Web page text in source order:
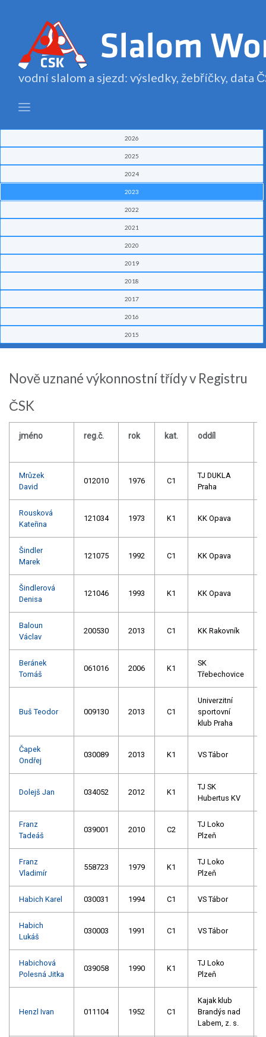
vodní slalom a sjezd: výsledky, žebříčky, data
2026
2025
2024
2023
2022
2021
2020
2019
2018
2017
2016
2015
Nově uznané výkonnostní třídy v Registru
ČSK
jméno reg.č. rok kat. oddíl
Mrůzek
David
012010 1976 C1
TJ DUKLA
Praha
Rousková
Kateřina
121034 1973 K1 KK Opava
Šindler
Marek
121075 1992 C1 KK Opava
Šindlerová
Denisa
121046 1993 K1 KK Opava
Baloun
Václav
200530 2013 C1 KK Rakovník
Beránek
Tomáš
061016 2006 K1
SK
Třebechovice
Buš Teodor 009130 2013 C1
Univerzitní
sportovní
klub Praha
Čapek
Ondřej
030089 2013 K1 VS Tábor
Dolejš Jan 034052 2012 K1
TJ SK
Hubertus KV
Franz
Tadeáš
039001 2010 C2
TJ Loko
Plzeň
Franz
Vladimír
558723 1979 K1
TJ Loko
Plzeň
Habich Karel 030031 1994 C1 VS Tábor
Habich
Lukáš
030003 1991 C1 VS Tábor
Habichová
Polesná Jitka
039058 1990 K1
TJ Loko
Plzeň
Henzl Ivan 011104 1952 C1
Kajak klub
Brandýs nad
Labem, z. s.